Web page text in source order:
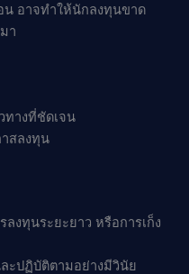
น อาจทำให้นักลงทุนขาด
า
างที่ชัดเจน
สลงทุน
งทุนระยะยาว หรือการเก็ง
ะปฏิบัติตามอย่างมีวินัย